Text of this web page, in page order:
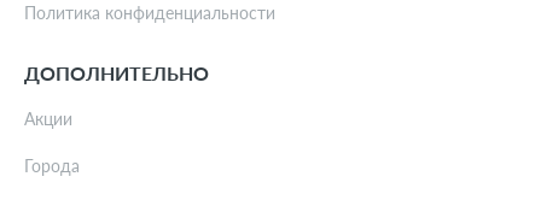
Политика конфиденциальности
ДОПОЛНИТЕЛЬНО
Акции
Города